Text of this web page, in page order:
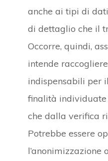
anche ai tipi di
di dettaglio che il
Occorre, quindi,
intende
indispensabili per
finalità
che dalla verifica
Potrebbe essere